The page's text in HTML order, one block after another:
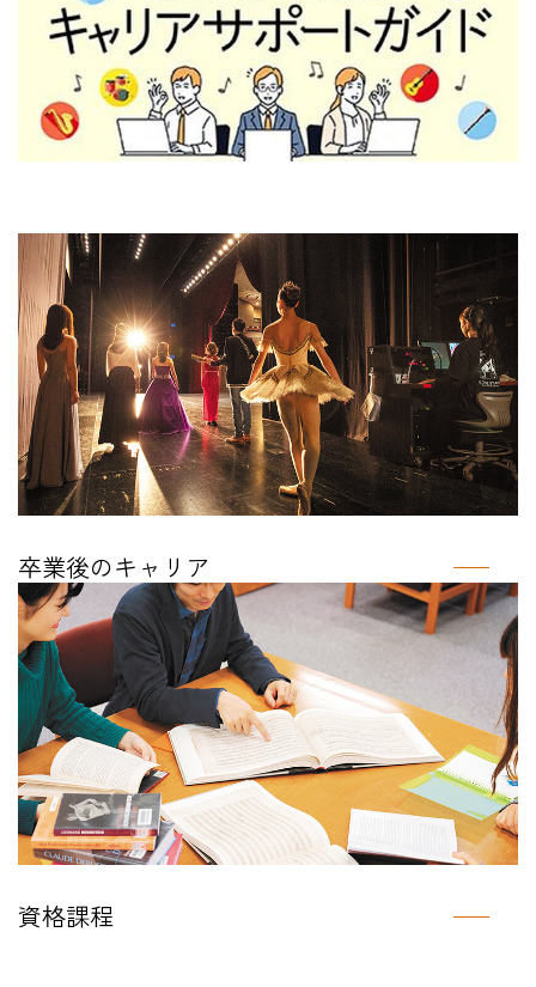
卒業後のキャリア
資格課程